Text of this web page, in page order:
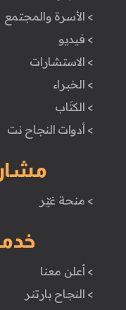
> الأسرة والمجتمع
> فيديو
> الاستشارات
> الخبراء
> الكتَاب
> أدوات النجاح نت
> منحة غيّر
> أعلن معنا
> النجاح بارتنر